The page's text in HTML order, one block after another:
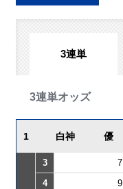
3連単
3連単オッズ
1 白神 優
3
4